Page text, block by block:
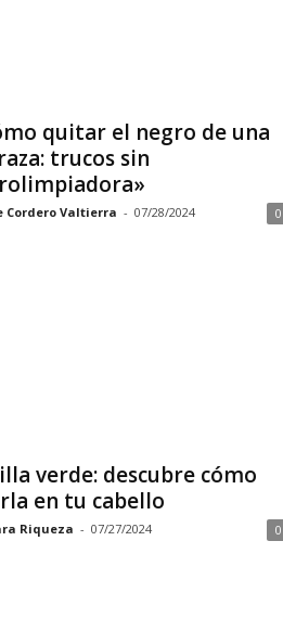
quitar el negro de una
trucos sin
Cordero Valtierra - 07/28/2024 0
verde: descubre cómo
en tu cabello
Riqueza - 07/27/2024 0